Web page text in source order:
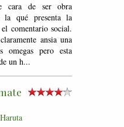
cara de ser obra
la qué presenta la
comentario social.
ansia una
omegas pero esta
un h...
Haruta